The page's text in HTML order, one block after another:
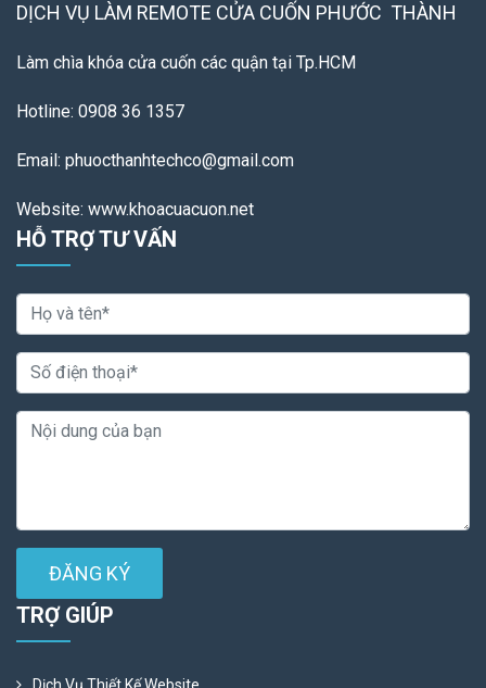
DỊCH VỤ LÀM REMOTE CỬA CUỐN PHƯỚC THÀNH
Làm chìa khóa cửa cuốn các quận tại Tp.HCM
Hotline: 0908 36 1357
Email: phuocthanhtechco@gmail.com
Website: www.khoacuacuon.net
HỖ TRỢ TƯ VẤN
ĐĂNG KÝ
TRỢ GIÚP